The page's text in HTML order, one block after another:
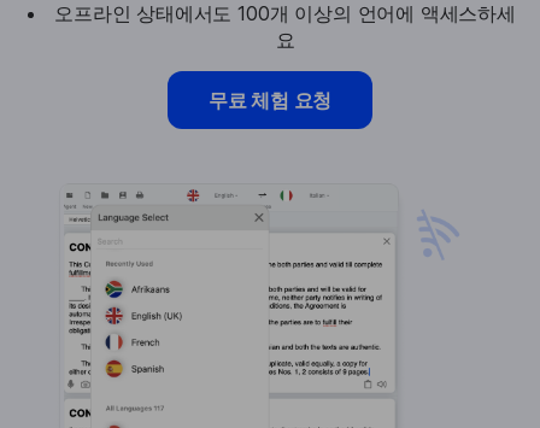
오프라인 상태에서도 100개 이상의 언어에 액세스하세
요
무료 체험 요청